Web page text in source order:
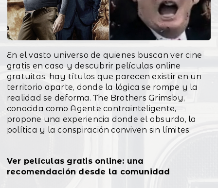
En el vasto universo de quienes buscan ver cine
gratis en casa y descubrir películas online
gratuitas, hay títulos que parecen existir en un
territorio aparte, donde la lógica se rompe y la
realidad se deforma. The Brothers Grimsby,
conocida como Agente contrainteligente,
propone una experiencia donde el absurdo, la
política y la conspiración conviven sin límites.
Ver películas gratis online: una
recomendación desde la comunidad